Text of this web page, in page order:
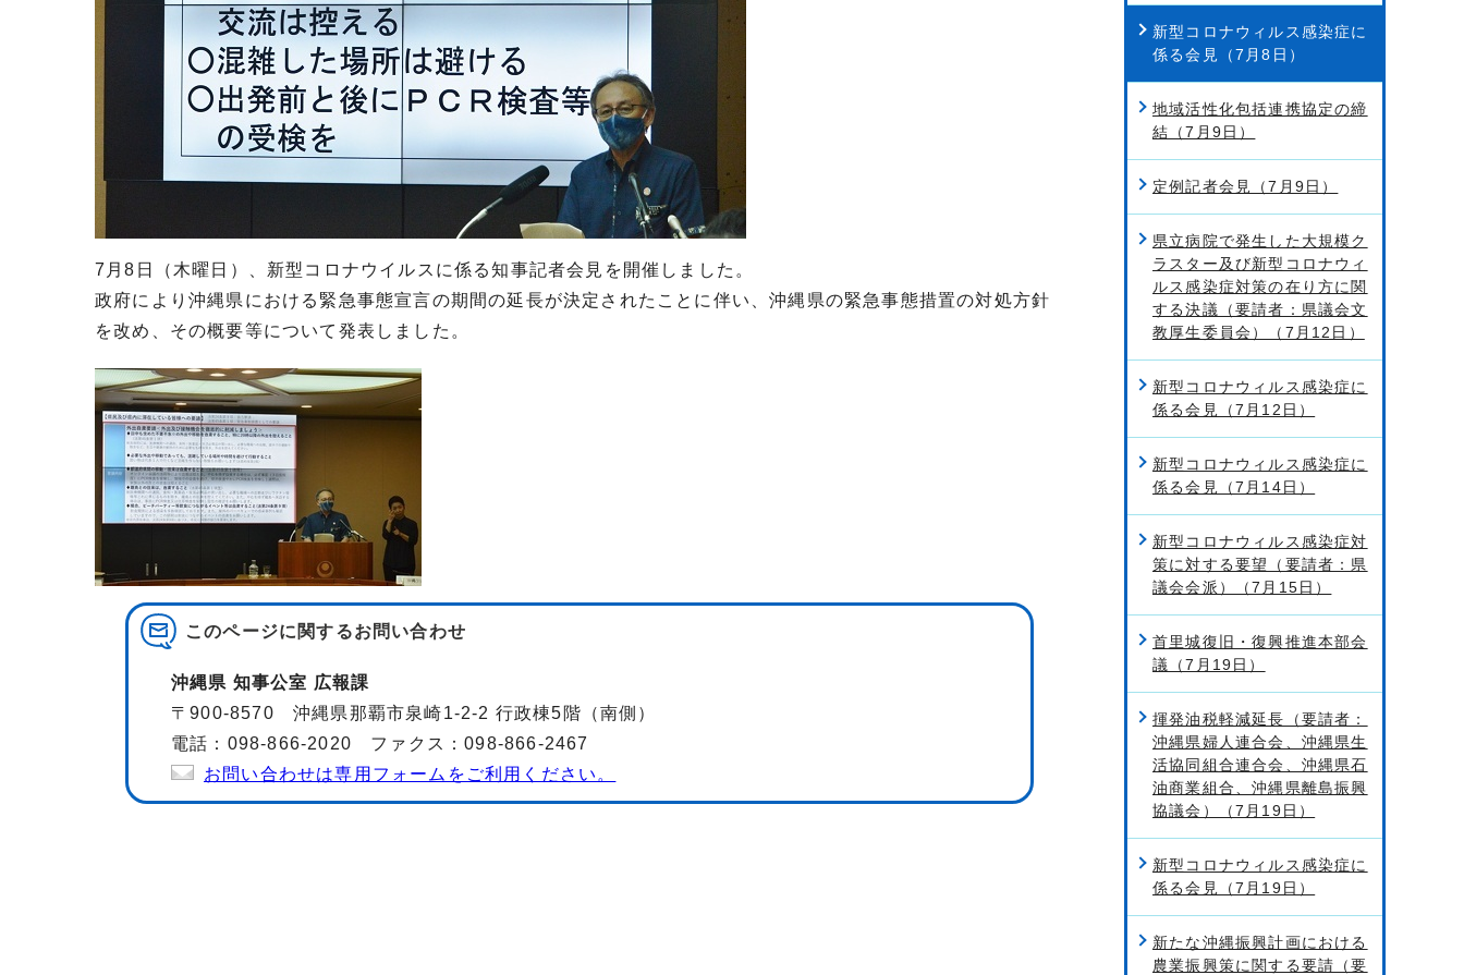
7月8日（木曜日）、新型コロナウイルスに係る知事記者会見を開催しました。
政府により沖縄県における緊急事態宣言の期間の延長が決定されたことに伴い、沖縄県の緊急事態措置の対処方針
を改め、その概要等について発表しました。
このページに関するお問い合わせ
沖縄県 知事公室 広報課
〒900-8570 沖縄県那覇市泉崎1-2-2 行政棟5階（南側）
電話：098-866-2020 ファクス：098-866-2467
お問い合わせは専用フォームをご利用ください。
新型コロナウィルス感染症に
係る会見（7月8日）
地域活性化包括連携協定の締
結（7月9日）
定例記者会見（7月9日）
県立病院で発生した大規模ク
ラスター及び新型コロナウィ
ルス感染症対策の在り方に関
する決議（要請者：県議会文
教厚生委員会）（7月12日）
新型コロナウィルス感染症に
係る会見（7月12日）
新型コロナウィルス感染症に
係る会見（7月14日）
新型コロナウィルス感染症対
策に対する要望（要請者：県
議会会派）（7月15日）
首里城復旧・復興推進本部会
議（7月19日）
揮発油税軽減延長（要請者：
沖縄県婦人連合会、沖縄県生
活協同組合連合会、沖縄県石
油商業組合、沖縄県離島振興
協議会）（7月19日）
新型コロナウィルス感染症に
係る会見（7月19日）
新たな沖縄振興計画における
農業振興策に関する要請（要